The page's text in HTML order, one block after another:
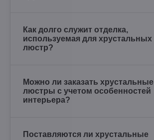
Как долго служит отделка,
используемая для хрустальных
люстр?
Можно ли заказать хрустальные
люстры с учетом особенностей
интерьера?
Поставляются ли хрустальные